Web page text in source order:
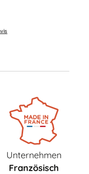
Unternehmen
Französisch